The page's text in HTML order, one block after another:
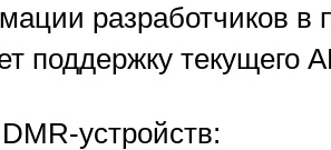
разработчиков в
поддержку текущего
устройств: